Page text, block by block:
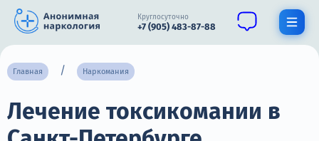
Круглосуточно
+7 (905) 483-87-88
О нас
Наркомания
Главная Наркомания
Лечение токсикомании в